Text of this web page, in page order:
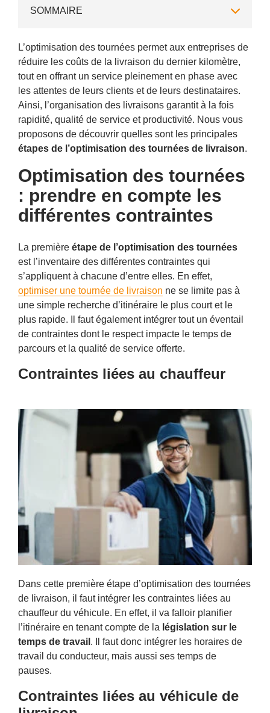
SOMMAIRE
Gérer les ressources lors de l’optimisation de tournées
de livraison
Prévenir vos destinataires
L’optimisation des tournées permet aux entreprises de
réduire les coûts de la livraison du dernier kilomètre,
tout en offrant un service pleinement en phase avec
les attentes de leurs clients et de leurs destinataires.
Ainsi, l’organisation des livraisons garantit à la fois
rapidité, qualité de service et productivité. Nous vous
proposons de découvrir quelles sont les principales
étapes de l’optimisation des tournées de livraison.
Optimisation des tournées
: prendre en compte les
différentes contraintes
La première étape de l’optimisation des tournées
est l’inventaire des différentes contraintes qui
s’appliquent à chacune d’entre elles. En effet,
optimiser une tournée de livraison ne se limite pas à
une simple recherche d’itinéraire le plus court et le
plus rapide. Il faut également intégrer tout un éventail
de contraintes dont le respect impacte le temps de
parcours et la qualité de service offerte.
Contraintes liées au chauffeur
Dans cette première étape d’optimisation des tournées
de livraison, il faut intégrer les contraintes liées au
chauffeur du véhicule. En effet, il va falloir planifier
l’itinéraire en tenant compte de la législation sur le
temps de travail . Il faut donc intégrer les horaires de
travail du conducteur, mais aussi ses temps de
pauses.
Contraintes liées au véhicule de